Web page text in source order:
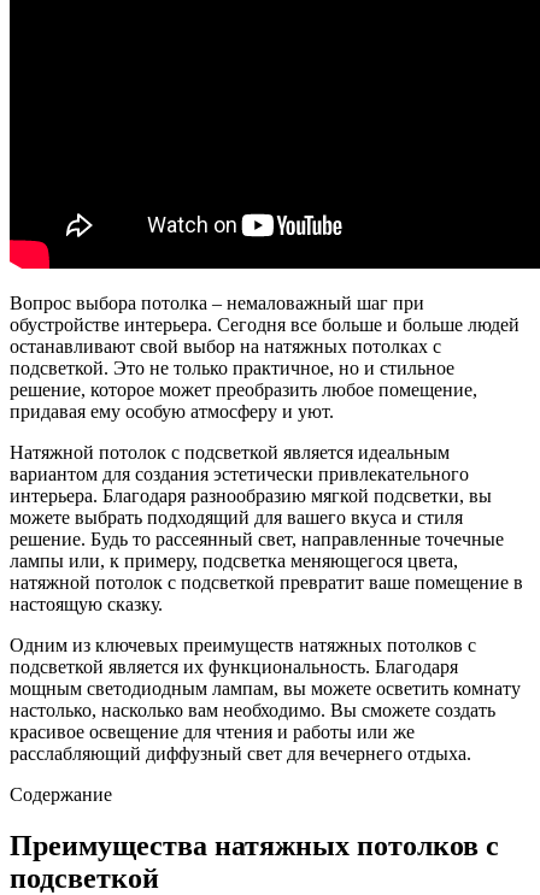
Вопрос выбора потолка – немаловажный шаг при
обустройстве интерьера. Сегодня все больше и больше людей
останавливают свой выбор на натяжных потолках с
подсветкой. Это не только практичное, но и стильное
решение, которое может преобразить любое помещение,
придавая ему особую атмосферу и уют.
Натяжной потолок с подсветкой является идеальным
вариантом для создания эстетически привлекательного
интерьера. Благодаря разнообразию мягкой подсветки, вы
можете выбрать подходящий для вашего вкуса и стиля
решение. Будь то рассеянный свет, направленные точечные
лампы или, к примеру, подсветка меняющегося цвета,
натяжной потолок с подсветкой превратит ваше помещение в
настоящую сказку.
Одним из ключевых преимуществ натяжных потолков с
подсветкой является их функциональность. Благодаря
мощным светодиодным лампам, вы можете осветить комнату
настолько, насколько вам необходимо. Вы сможете создать
красивое освещение для чтения и работы или же
расслабляющий диффузный свет для вечернего отдыха.
Содержание
Преимущества натяжных потолков с
подсветкой